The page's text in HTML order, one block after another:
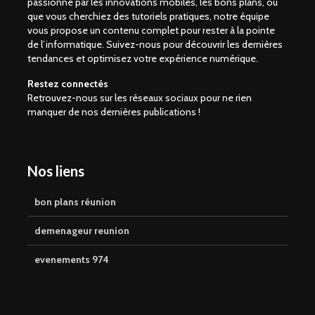
que vous cherchiez des tutoriels pratiques, notre équipe
vous propose un contenu complet pour rester à la pointe
de l’informatique. Suivez-nous pour découvrir les dernières
tendances et optimisez votre expérience numérique.
Restez connectés
Retrouvez-nous sur les réseaux sociaux pour ne rien
manquer de nos dernières publications !
Nos liens
bon plans réunion
demenageur reunion
evenements 974